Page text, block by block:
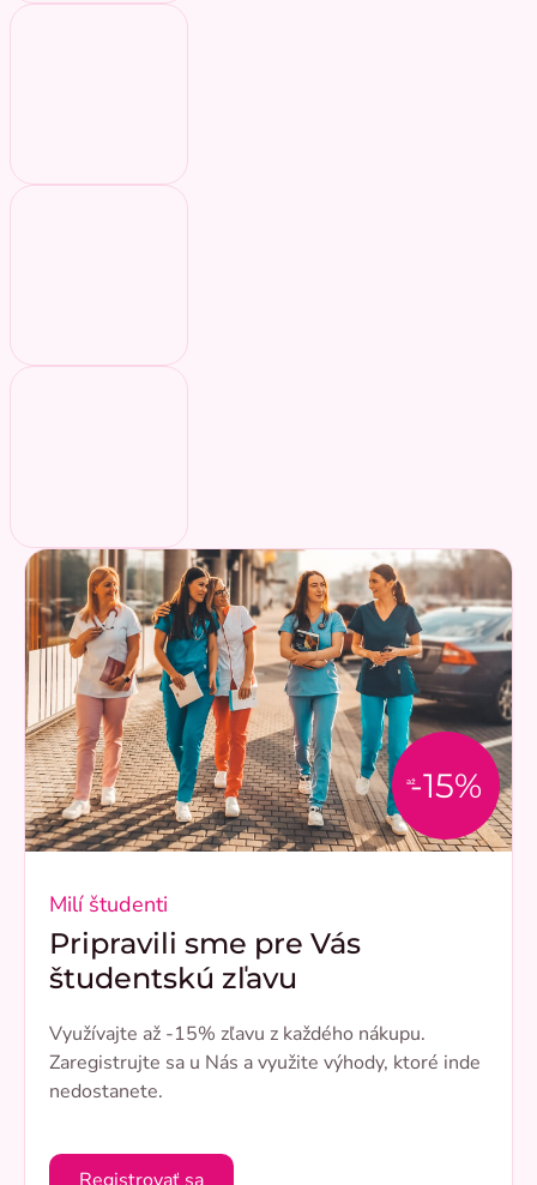
až-15%
Milí študenti
Pripravili sme pre Vás
študentskú zľavu
Využívajte až -15% zľavu z každého nákupu.
Zaregistrujte sa u Nás a využite výhody, ktoré inde
nedostanete.